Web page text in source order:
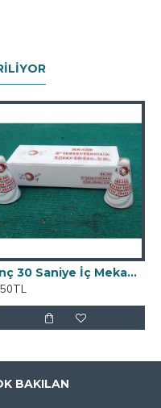
3 inç 30 Saniye İç Mekan Silver Volkan
BAKILAN